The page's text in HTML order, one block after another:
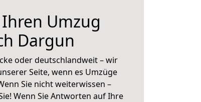
Umzug
Dargun
oder deutschlandweit – wir
Seite, wenn es Umzüge
Sie nicht weiterwissen –
Wenn Sie Antworten auf Ihre